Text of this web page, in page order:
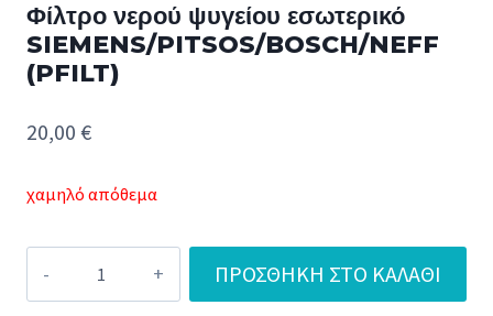
Φίλτρο νερού ψυγείου εσωτερικό
SIEMENS/PITSOS/BOSCH/NEFF
(PFILT)
20,00 €
χαμηλό απόθεμα
νερού
ΠΡΟΣΘΉΚΗ ΣΤΟ ΚΑΛΆΘΙ